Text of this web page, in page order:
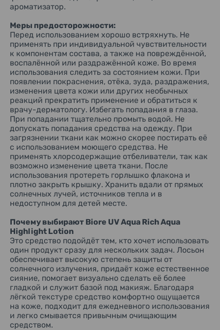
ароматизатор.
Меры предосторожности:
Перед использованием хорошо встряхнуть. Не
применять при индивидуальной чувствительности
к компонентам состава, а также на повреждённой,
воспалённой или раздражённой коже. Во время
использования следить за состоянием кожи. При
появлении покраснения, отёка, зуда, раздражения,
изменения цвета кожи или других необычных
реакций прекратить применение и обратиться к
врачу-дерматологу. Избегать попадания в глаза.
При попадании тщательно промыть водой. Не
допускать попадания средства на одежду. При
загрязнении ткани как можно скорее постирать её
с использованием моющего средства. Не
применять хлорсодержащие отбеливатели, так как
возможно изменение цвета ткани. После
использования протереть горлышко флакона и
плотно закрыть крышку. Хранить вдали от прямых
солнечных лучей, источников тепла и в
недоступном для детей месте.
Почему выбирают Biore UV Aqua Rich Aqua
Highlight Lotion
Это средство подойдёт тем, кто хочет использовать
один продукт сразу для нескольких задач. Лосьон
обеспечивает высокую степень защиты от
солнечного излучения, придаёт коже естественное
сияние, помогает визуально сделать её более
гладкой и служит базой под макияж. Благодаря
лёгкой текстуре средство комфортно ощущается
на коже, подходит для ежедневного использования
и легко смывается привычным очищающим
средством.